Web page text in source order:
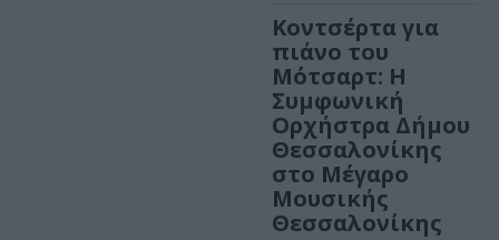
Κοντσέρτα για
πιάνο του
Μότσαρτ: Η
Συμφωνική
Ορχήστρα Δήμου
Θεσσαλονίκης
στο Μέγαρο
Μουσικής
Θεσσαλονίκης